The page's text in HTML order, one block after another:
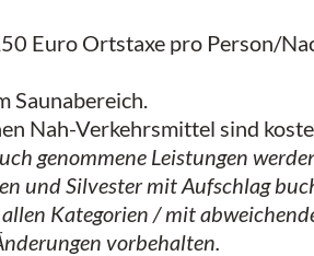
Euro Ortstaxe pro Person/
Saunabereich.
Nah-Verkehrsmittel sind
genommene Leistungen
und Silvester mit Aufschlag
Kategorien / mit
vorbehalten.